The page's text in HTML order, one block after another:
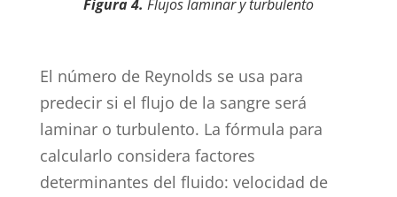
Figura 4. Flujos laminar y turbulento
El número de Reynolds se usa para
predecir si el flujo de la sangre será
laminar o turbulento. La fórmula para
calcularlo considera factores
determinantes del fluido: velocidad de